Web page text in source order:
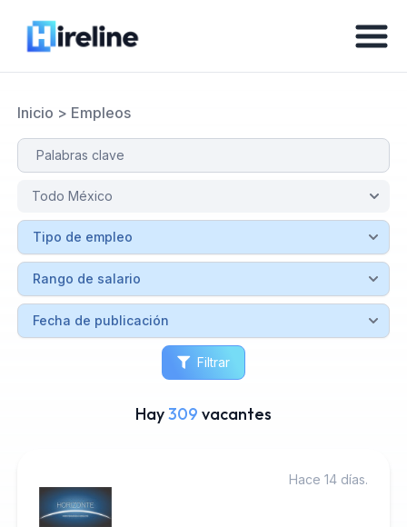
Inicio > Empleos
Filtrar
Hay309 vacantes
Hace 14 días.